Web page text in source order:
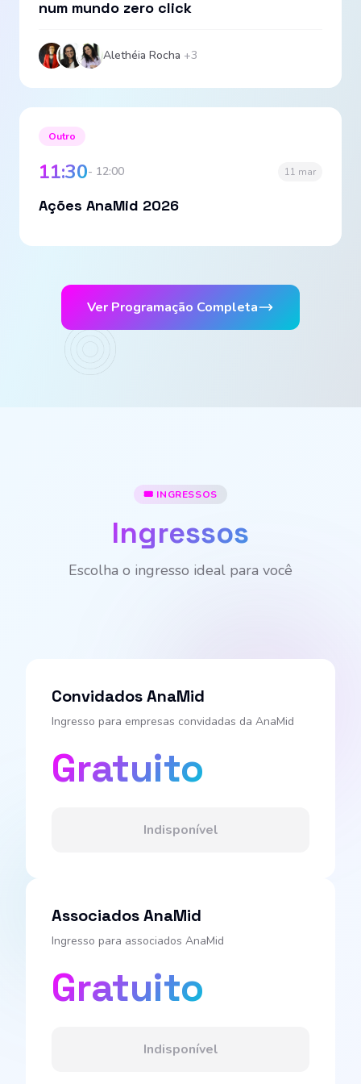
num mundo zero click
Alethéia Rocha +3
Outro
11:30- 12:00 11 mar
Ações AnaMid 2026
Ver Programação Completa
🎟️ INGRESSOS
Ingressos
Escolha o ingresso ideal para você
Convidados AnaMid
Ingresso para empresas convidadas da AnaMid
Gratuito
Indisponível
Associados AnaMid
Ingresso para associados AnaMid
Gratuito
Indisponível